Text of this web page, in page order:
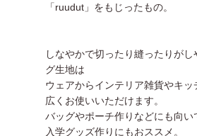
「ruudut」をもじったもの。
しなやかで切ったり縫ったりがし
グ生地は
ウェアからインテリア雑貨やキッ
広くお使いいただけます。
バッグやポーチ作りなどにも向い
入学グッズ作りにもおススメ。